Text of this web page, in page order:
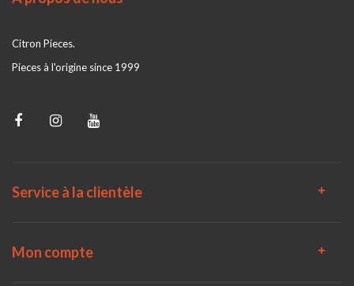
Citron Pieces.
Pieces à l'origine since 1999
Service à la clientèle
Mon compte